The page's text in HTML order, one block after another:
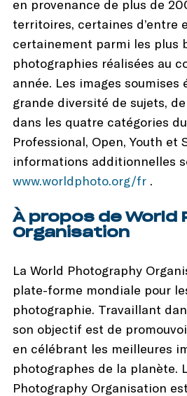
en provenance de plus de
territoires, certaines d’entre
certainement parmi les plus
photographies réalisées au
année. Les images soumises
grande diversité de sujets,
dans les quatre catégories
Professional, Open, Youth et
informations additionnelles
www.worldphoto.org/fr .
À propos de World
Organisation
La World Photography
plate-forme mondiale pour
photographie. Travaillant
son objectif est de
en célébrant les meilleures
photographes de la planète.
Photography Organisation